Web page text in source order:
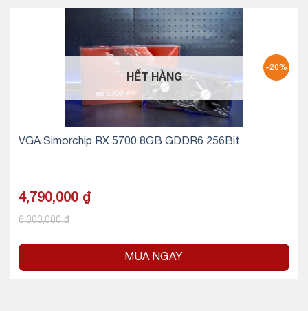
-20%
HẾT HÀNG
VGA Simorchip RX 5700 8GB GDDR6 256Bit
4,790,000 ₫
6,000,000₫
MUA NGAY